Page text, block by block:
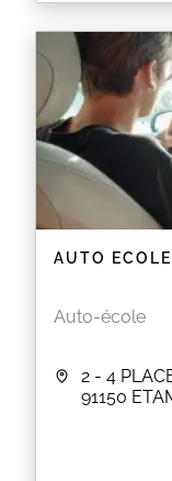
AUTO
Auto-école
2 - 4
91150